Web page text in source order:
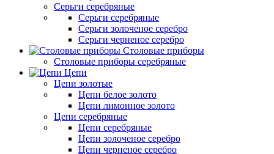
Серьги серебряные
Серьги серебряные
Серьги золоченое серебро
Серьги черненое серебро
Столовые приборы
Столовые приборы серебряные
Цепи
Цепи золотые
Цепи белое золото
Цепи лимонное золото
Цепи серебряные
Цепи серебряные
Цепи золоченое серебро
Цепи черненое серебро